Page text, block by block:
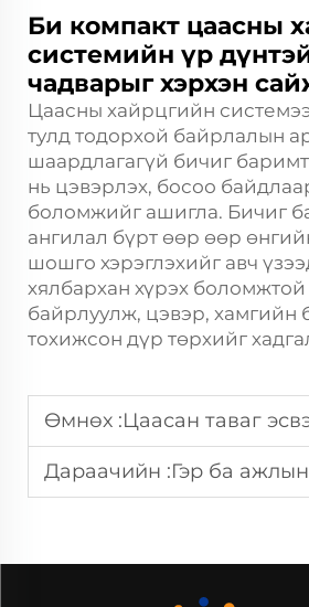
Би компакт цаасны
системийн үр
чадварыг хэрхэн
Цаасны хайрцгийн
тулд тодорхой байрлалын
шаардлагагүй бичиг
нь цэвэрлэх, босоо
боломжийг ашигла. Бичиг
ангилал бүрт өөр өөр
шошго хэрэглэхийг авч
хялбархан хүрэх
байрлуулж, цэвэр, хамгийн
тохижсон дүр төрхийг
Өмнөх :Цаасан таваг эсвэл пластик: Аль нь
Дараачийн :Гэр ба ажлын газарт цаасны